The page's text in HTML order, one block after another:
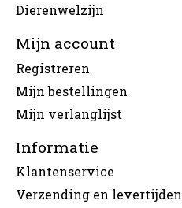
Dierenwelzijn
Mijn account
Registreren
Mijn bestellingen
Mijn verlanglijst
Informatie
Klantenservice
Verzending en levertijden